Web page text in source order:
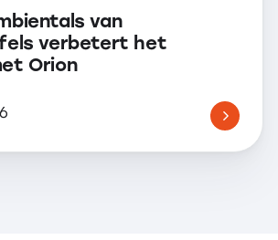
van
verbetert het
Orion